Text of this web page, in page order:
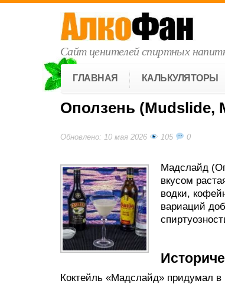
Сайт ценителей спиртных
ГЛАВНАЯ КАЛЬКУЛЯТОРЫ
Оползень (Mudslide,
Обновлено: 10 мая 2026 105 0
Мадслайд
вкусом
водки,
вариаций
Коктейль «Мадслайд» придумал